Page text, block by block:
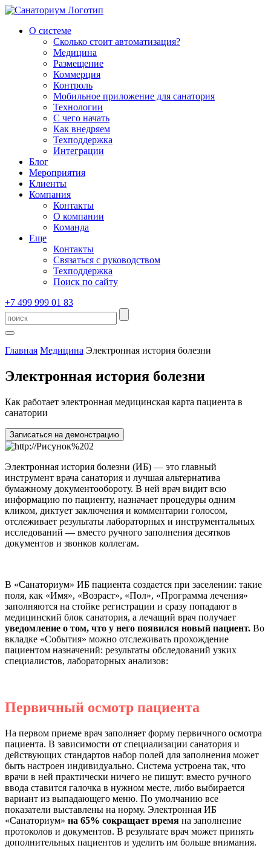
О системе
Сколько стоит автоматизация?
Медицина
Размещение
Коммерция
Контроль
Мобильное приложение для санатория
Технологии
С чего начать
Как внедряем
Техподдержка
Интеграции
Блог
Мероприятия
Клиенты
Компания
Контакты
О компании
Команда
Еще
Контакты
Связаться с руководством
Техподдержка
Поиск по сайту
+7 499 999 01 83
Главная Медицина Электронная история болезни
Электронная история болезни
Как работает электронная медицинская карта пациента в
санатории
Записаться на демонстрацию
Электронная история болезни (ИБ) — это главный
инструмент врача санатория и лучшая альтернатива
бумажному документообороту. В ней врач видит всю
информацию по пациенту, назначает процедуры одним
кликом, диктует заключения и комментарии голосом,
отслеживает результаты лабораторных и инструментальных
исследований — вместо ручного заполнения десятков
документов и звонков коллегам.
В «Санаториум» ИБ пациента создается при заселении: такие
поля, как «Имя», «Возраст», «Пол», «Программа лечения»
заполняются на стойке регистрации и сразу попадают в
медицинский блок санатория, а лечащий врач получает
уведомление о том, что у него появился новый пациент. Во
вкладке «События» можно отслеживать прохождение
пациентом назначений: результаты обследований узких
специалистов, лабораторных анализов:
Первичный осмотр пациента
На первом приеме врач заполняет форму первичного осмотра
пациента. В зависимости от специализации санатория и
действующих стандартов набор полей для заполнения может
быть настроен индивидуально. Система устроена так, что
врачи в ней практически ничего не пишут: вместо ручного
ввода ставится галочка в нужном месте, либо выбирается
вариант из выпадающего меню. По умолчанию все
показатели выставлены на норму. Электронная ИБ
«Санаториум» на 65% сокращает время на заполнение
протоколов и документов. В результате врач может принять
дополнительных пациентов и уделить им больше внимания.